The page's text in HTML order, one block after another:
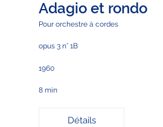
Adagio et rondo
Pour orchestre à cordes
opus 3 n° 1B
1960
8 min
Détails